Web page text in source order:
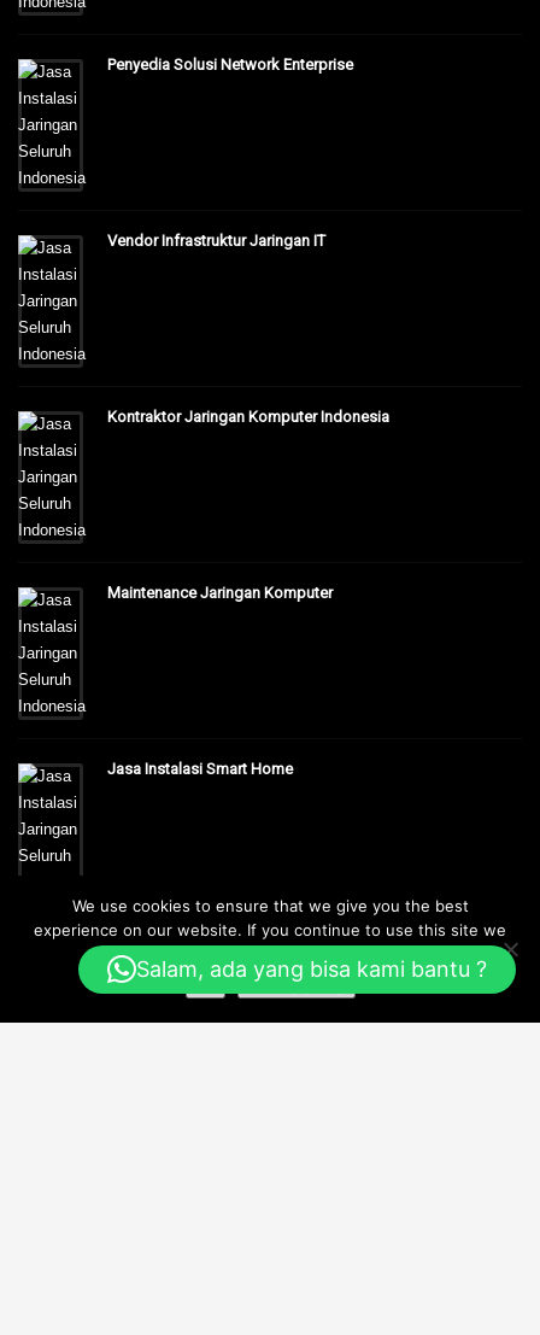
Penyedia Solusi Network Enterprise
Vendor Infrastruktur Jaringan IT
Kontraktor Jaringan Komputer Indonesia
Maintenance Jaringan Komputer
Jasa Instalasi Smart Home
Jasa Instalasi IP PBX
Salam, ada yang bisa kami bantu ?
We use cookies to ensure that we give you the best
experience on our website. If you continue to use this site we
will assume that you are happy with it.
Ok Privacy policy